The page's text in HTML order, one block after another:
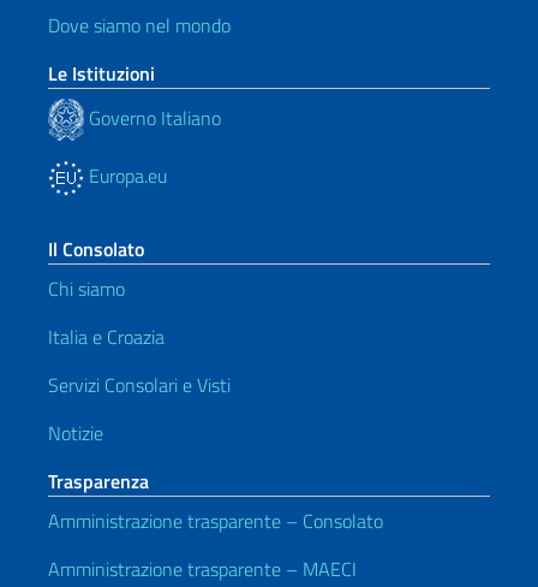
Dove siamo nel mondo
Le Istituzioni
Governo Italiano
Europa.eu
Il Consolato
Chi siamo
Italia e Croazia
Servizi Consolari e Visti
Notizie
Trasparenza
Amministrazione trasparente – Consolato
Amministrazione trasparente – MAECI